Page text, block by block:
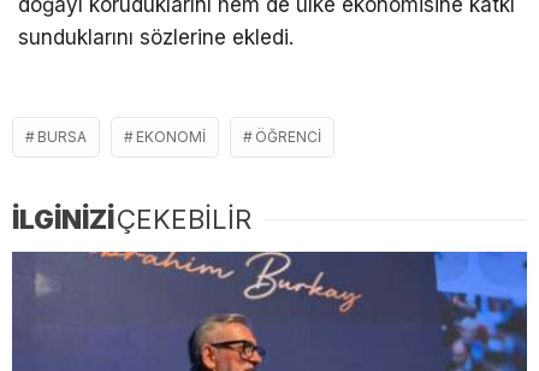
doğayı koruduklarını hem de ülke ekonomisine katkı
sunduklarını sözlerine ekledi.
BURSA EKONOMI ÖĞRENCI
İLGİNİZİÇEKEBİLİR